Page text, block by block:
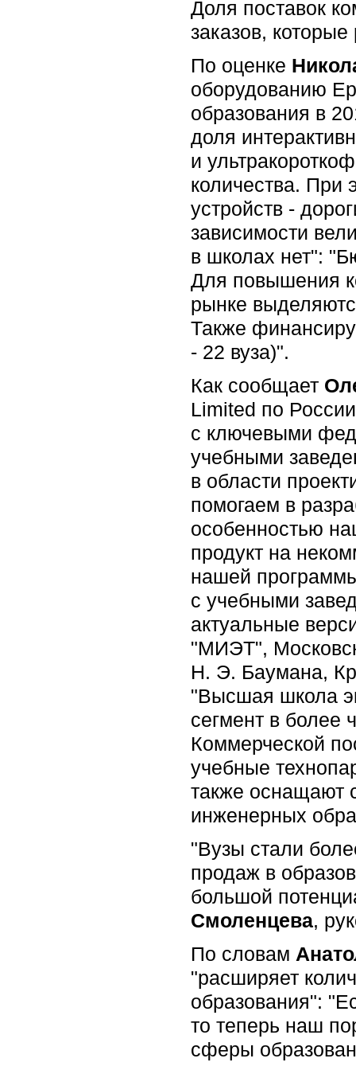
Доля поставок
заказов,
По оценке
оборудованию
образования в
доля
и
количества. При
устройств -
зависимости
в школах нет":
Для повышения
рынке
Также
- 22 вуза)".
Как сообщает
Limited по
с ключевыми
учебными
в области
помогаем в
особенностью
продукт на
нашей
с учебными
актуальные
"МИЭТ",
Н. Э. Баумана,
"Высшая школа
сегмент в более
Коммерческой
учебные
также оснащают
инженерных
"Вузы стали
продаж в
большой
Смоленцева,
По словам
"расширяет
образования":
то теперь наш
сферы